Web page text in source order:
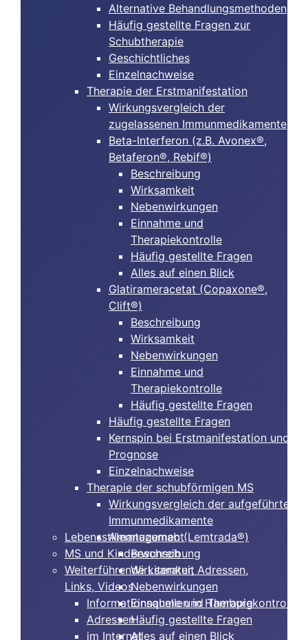
Alternative Behandlungsmethoden
Häufig gestellte Fragen zur
Schubtherapie
Geschichtliches
Einzelnachweise
Therapie der Erstmanifestation
Wirkungsvergleich der
zugelassenen Immunmedikamente
Beta-Interferon (z.B. Avonex®,
Betaferon®, Rebif®)
Beschreibung
Wirksamkeit
Nebenwirkungen
Einnahme und
Therapiekontrolle
Häufig gestellte Fragen
Alles auf einen Blick
Glatirameracetat (Copaxone®,
Clift®)
Beschreibung
Wirksamkeit
Nebenwirkungen
Einnahme und
Therapiekontrolle
Häufig gestellte Fragen
Häufig gestellte Fragen
Kernspin bei Erstmanifestation und
Prognose
Einzelnachweise
Therapie der schubförmigen MS
Wirkungsvergleich der aufgeführten
Immunmedikamente
Alemtuzumab (Lemtrada®)
Beschreibung
Wirksamkeit
Nebenwirkungen
Einnahme und Therapiekontrolle
Häufig gestellte Fragen
Alles auf einen Blick
Lebensstilmanagement
MS und Kinderwunsch
Weiterführende Literatur, Adressen,
Links, Videos
Informationsquellen in Hamburg
Adressen
im Internet